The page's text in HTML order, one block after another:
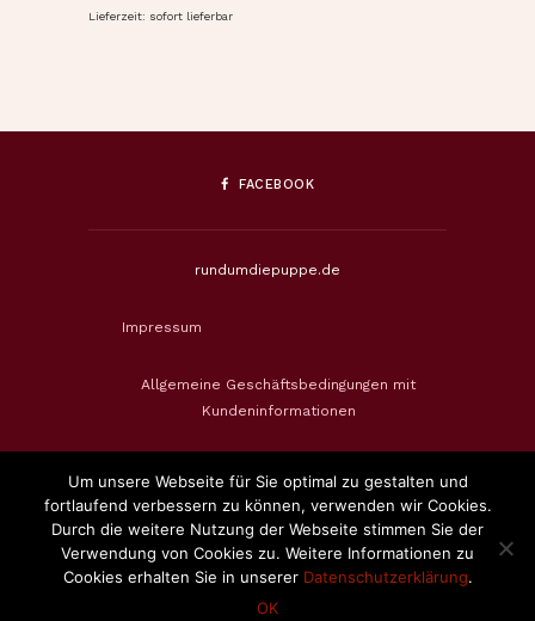
Lieferzeit: sofort lieferbar
FACEBOOK
rundumdiepuppe.de
Impressum
Allgemeine Geschäftsbedingungen mit
Kundeninformationen
Widerrufsbelehrung & Widerrufsformular
Zahlungsweisen
Um unsere Webseite für Sie optimal zu gestalten und
fortlaufend verbessern zu können, verwenden wir Cookies.
Durch die weitere Nutzung der Webseite stimmen Sie der
Verwendung von Cookies zu. Weitere Informationen zu
Cookies erhalten Sie in unserer Datenschutzerklärung.
OK